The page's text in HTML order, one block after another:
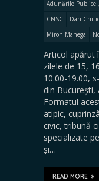
Adunările Publice
CNSC
Dan Chitic
Miron Manega
Articol apărut
zilele de 15,
10.00-19.00,
din București,
Formatul
atipic,
civic, tribună
specializate
și…
READ MORE